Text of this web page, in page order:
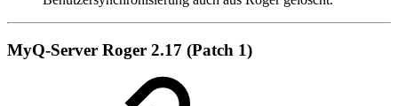
MyQ-Server Roger 2.17 (Patch 1)